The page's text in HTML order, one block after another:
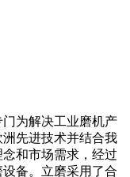
为解决工业磨机产
先进技术并结合我
和市场需求，经过
备。立磨采用了合